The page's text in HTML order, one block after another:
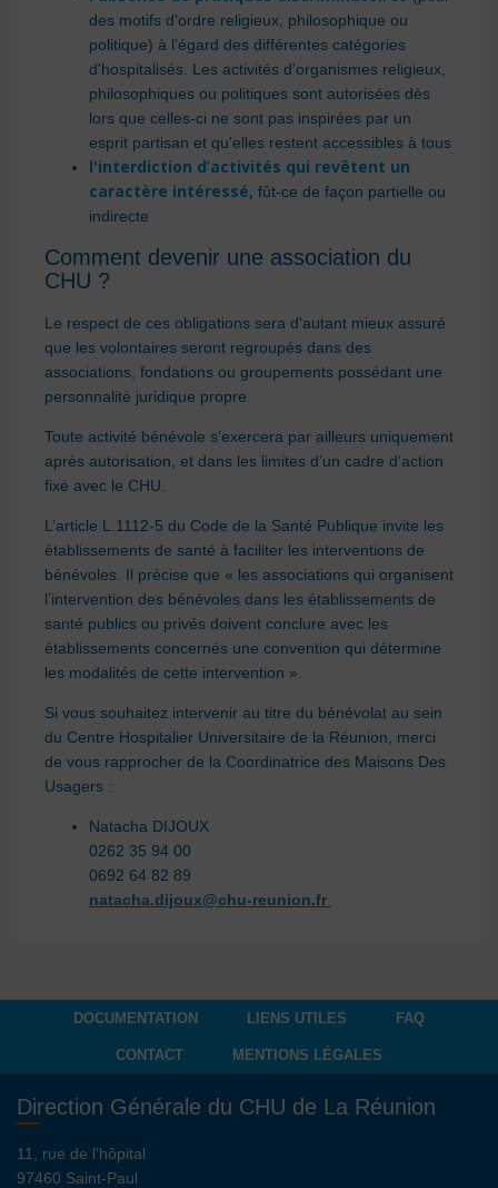
des motifs d'ordre religieux, philosophique ou
politique) à l'égard des différentes catégories
d'hospitalisés. Les activités d'organismes religieux,
philosophiques ou politiques sont autorisées dès
lors que celles-ci ne sont pas inspirées par un
esprit partisan et qu'elles restent accessibles à tous
l'interdiction d’activités qui revêtent un
caractère intéressé, fût-ce de façon partielle ou
indirecte
Comment devenir une association du
CHU ?
Le respect de ces obligations sera d'autant mieux assuré
que les volontaires seront regroupés dans des
associations, fondations ou groupements possédant une
personnalité juridique propre.
Toute activité bénévole s’exercera par ailleurs uniquement
après autorisation, et dans les limites d’un cadre d’action
fixé avec le CHU.
L’article L.1112-5 du Code de la Santé Publique invite les
établissements de santé à faciliter les interventions de
bénévoles. Il précise que « les associations qui organisent
l’intervention des bénévoles dans les établissements de
santé publics ou privés doivent conclure avec les
établissements concernés une convention qui détermine
les modalités de cette intervention ».
Si vous souhaitez intervenir au titre du bénévolat au sein
du Centre Hospitalier Universitaire de la Réunion, merci
de vous rapprocher de la Coordinatrice des Maisons Des
Usagers :
Natacha DIJOUX
0262 35 94 00
0692 64 82 89
natacha.dijoux@chu-reunion.fr
DOCUMENTATION LIENS UTILES FAQ
CONTACT MENTIONS LÉGALES
Direction Générale du CHU de La Réunion
11, rue de l’hôpital
97460 Saint-Paul